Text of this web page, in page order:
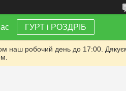
ГУРТ і РОЗДРІБ
робочий день до 17:00.